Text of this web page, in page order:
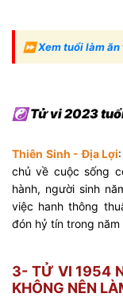
⏩Xem tuổi làm ăn
☯ Tử vi 2023 tuổi
Thiên Sinh - Địa Lợi
chủ về cuộc sống
hành, người sinh
việc hanh thông
đón hỷ tín trong năm
3- TỬ VI 1954
KHÔNG NÊN